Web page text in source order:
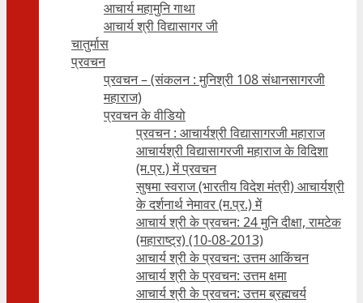
आचार्य महामुनि गाथा
आचार्य श्री विद्यासागर जी
चातुर्मास
प्रवचन
प्रवचन – (संकलन : मुनिश्री 108 संधानसागरजी
महाराज)
प्रवचन के वीडियो
प्रवचन : आचार्यश्री ‍विद्यासागरजी महाराज
आचार्यश्री विद्यासागरजी महाराज के विदिशा
(म.प्र.) में प्रवचन
सुषमा स्वराज (भारतीय विदेश मंत्री) आचार्यश्री
के दर्शनार्थ नेमावर (म.प्र.) में
आचार्य श्री के प्रवचन: 24 मुनि दीक्षा, रामटेक
(महाराष्ट्र) (10-08-2013)
आचार्य श्री के प्रवचन: उत्तम आकिंचन
आचार्य श्री के प्रवचन: उत्तम क्षमा
आचार्य श्री के प्रवचन: उत्तम ब्रह्मचर्य